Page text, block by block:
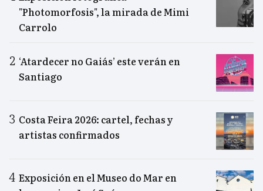
"Photomorfosis", la mirada de Mimi
Carrolo
‘Atardecer no Gaiás’ este verán en
Santiago
Costa Feira 2026: cartel, fechas y
artistas confirmados
Exposición en el Museo do Mar en